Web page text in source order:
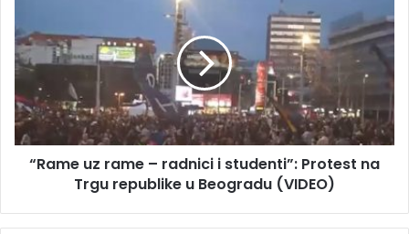
a
Š
a
o
v
i
a
m
e
z
r
a
“Rame uz rame – radnici i studenti”: Protest na
Trgu republike u Beogradu (VIDEO)